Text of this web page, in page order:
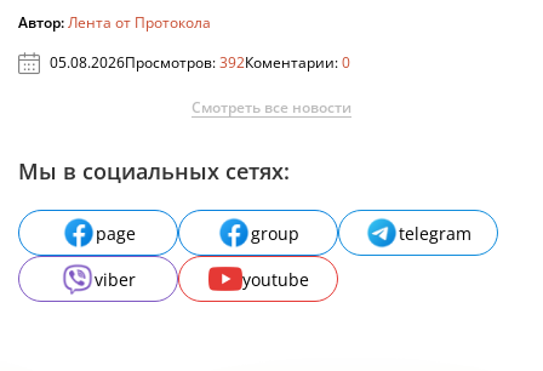
Автор:Лента от Протокола
05.08.2026Просмотров:392Коментарии:0
Смотреть все новости
Мы в социальных сетях:
page group
telegram
viber
youtube